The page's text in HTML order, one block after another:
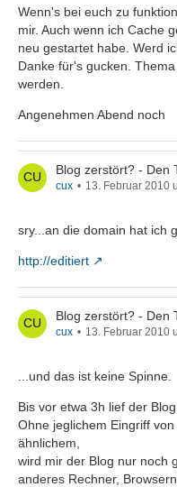
Wenn's bei euch zu
mir. Auch wenn ich Cache
neu gestartet habe. Werd
Danke für's gucken.
werden.
Angenehmen Abend noch
Blog zerstört? - Den
cux 13. Februar 2010
sry...an die domain hat ich
http://editiert
Blog zerstört? - Den
cux 13. Februar 2010
...und das ist keine Spinne.
Bis vor etwa 3h lief der
Ohne jeglichem Eingriff
ähnlichem,
wird mir der Blog nur noch
anderes Rechner,